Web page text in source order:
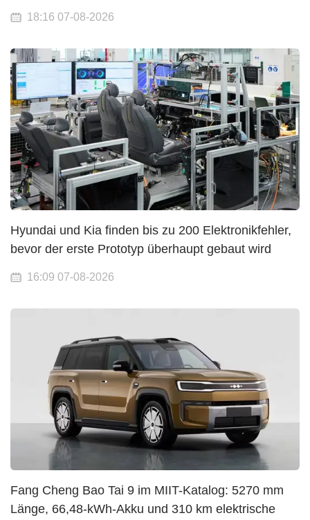
18:16 07-08-2026
Hyundai und Kia finden bis zu 200 Elektronikfehler,
bevor der erste Prototyp überhaupt gebaut wird
16:09 07-08-2026
Fang Cheng Bao Tai 9 im MIIT-Katalog: 5270 mm
Länge, 66,48-kWh-Akku und 310 km elektrische